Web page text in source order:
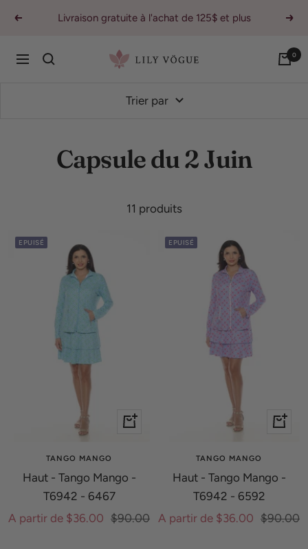
PrécédentLivraison gratuite à l'achat de 125$ et plus
Navigation
Lily
0
Trier par
Capsule du 2 Juin
11 produits
EPUISÉ
Apercu
TANGO MANGO
Haut - Tango Mango -
T6942 - 6467
Prix
A partir de $36.00 Prix
$90.00
EPUISÉ
Apercu
TANGO MANGO
Haut - Tango Mango -
T6942 - 6592
Prix
A partir de $36.00 Prix
$90.00